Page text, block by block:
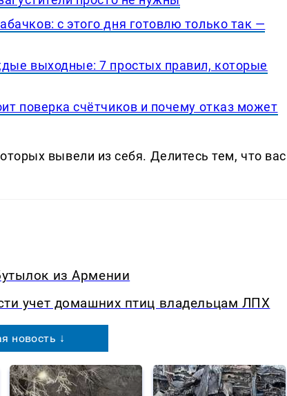
с этого дня готовлю только так —
выходные: 7 простых правил, которые
поверка счётчиков и почему отказ может
вывели из себя. Делитеcь тем, что вас
из Армении
учет домашних птиц владельцам ЛПХ
новость ↓